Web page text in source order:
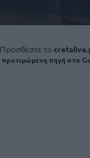
Προσθέστε το
προτιμώμενη πηγή στο